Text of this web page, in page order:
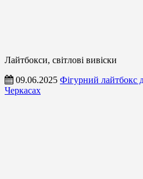
Лайтбокси, світлові вивіски
09.06.2025 Фігурний лайтбокс
Черкасах